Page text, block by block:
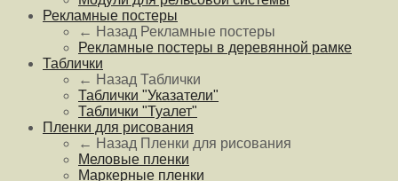
Рекламные постеры
← Назад Рекламные постеры
Рекламные постеры в деревянной рамке
Таблички
← Назад Таблички
Таблички "Указатели"
Таблички "Туалет"
Пленки для рисования
← Назад Пленки для рисования
Меловые пленки
Маркерные пленки